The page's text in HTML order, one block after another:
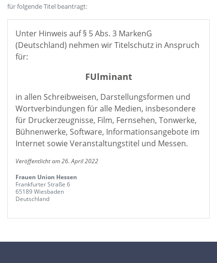
für folgende Titel beantragt:
Unter Hinweis auf § 5 Abs. 3 MarkenG
(Deutschland) nehmen wir Titelschutz in Anspruch
für:
FUlminant
in allen Schreibweisen, Darstellungsformen und
Wortverbindungen für alle Medien, insbesondere
für Druckerzeugnisse, Film, Fernsehen, Tonwerke,
Bühnenwerke, Software, Informationsangebote im
Internet sowie Veranstaltungstitel und Messen.
Veröffentlicht am 26. April 2022
Frauen Union Hessen
Frankfurter Straße 6
65189 Wiesbaden
Deutschland